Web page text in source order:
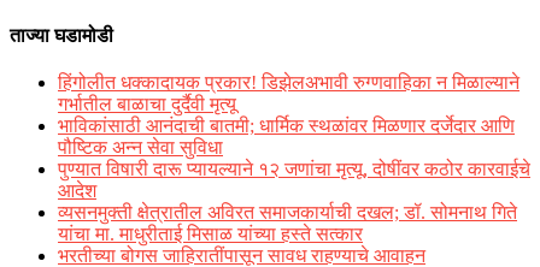
ताज्या घडामोडी
हिंगोलीत धक्कादायक प्रकार! डिझेलअभावी रुग्णवाहिका न मिळाल्याने
गर्भातील बाळाचा दुर्दैवी मृत्यू
भाविकांसाठी आनंदाची बातमी; धार्मिक स्थळांवर मिळणार दर्जेदार आणि
पौष्टिक अन्न सेवा सुविधा
पुण्यात विषारी दारू प्यायल्याने १२ जणांचा मृत्यू, दोषींवर कठोर कारवाईचे
आदेश
व्यसनमुक्ती क्षेत्रातील अविरत समाजकार्याची दखल; डॉ. सोमनाथ गिते
यांचा मा. माधुरीताई मिसाळ यांच्या हस्ते सत्कार
भरतीच्या बोगस जाहिरातींपासून सावध राहण्याचे आवाहन